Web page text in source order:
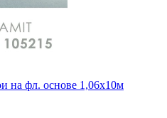
на фл. основе 1,06х10м